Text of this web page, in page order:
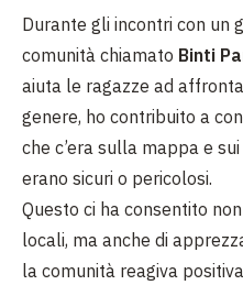
Durante gli incontri con un
comunità chiamato Binti
aiuta le ragazze ad
genere, ho contribuito a
che c’era sulla mappa e
erano sicuri o pericolosi.
Questo ci ha consentito
locali, ma anche di
la comunità reagiva